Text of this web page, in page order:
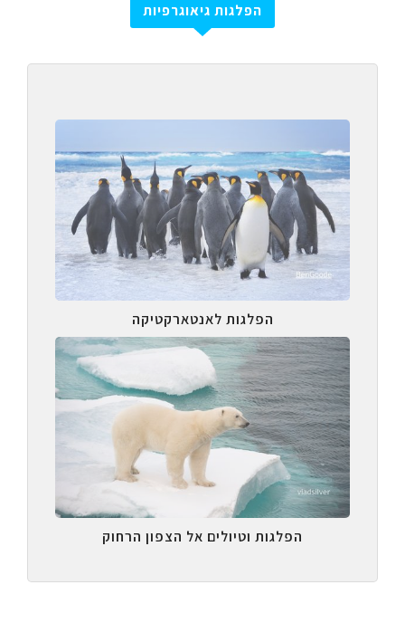
הפלגות גיאוגרפיות
הפלגות לאנטארקטיקה
הפלגות וטיולים אל הצפון הרחוק